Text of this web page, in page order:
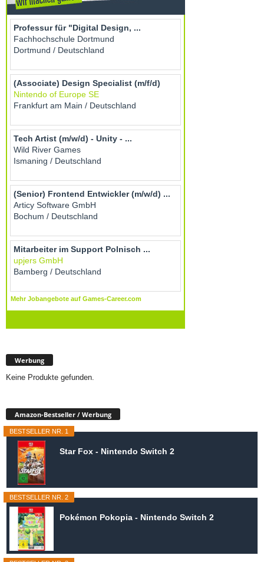
Werbung
Keine Produkte gefunden.
Amazon-Bestseller / Werbung
BESTSELLER NR. 1
Star Fox - Nintendo Switch 2
BESTSELLER NR. 2
Pokémon Pokopia - Nintendo Switch 2